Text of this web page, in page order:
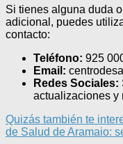
Si tienes alguna duda
adicional, puedes
contacto:
Teléfono: 925
Email:
Redes Sociales:
actualizaciones y
Quizás también te
de Salud de Aramaio: